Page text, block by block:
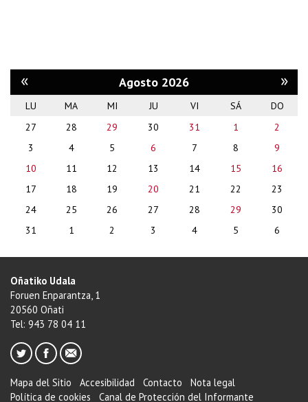
« Agosto 2026 »
month-
LU MA MI JU VI SÁ
DO
27
28 29 30 31 1
2
3
4 5 6 7 8
9
10
11 12 13 14 15
16
17
18 19 20 21 22
23
24
25 26 27 28 29
30
31
1 2 3 4 5 6
Oñatiko Udala
Foruen Enparantza, 1
20560 Oñati
Tel: 943 78 04 11
Mapa del Sitio Accesibilidad Contacto
Nota legal
Política de cookies
Canal de Protección del Informante